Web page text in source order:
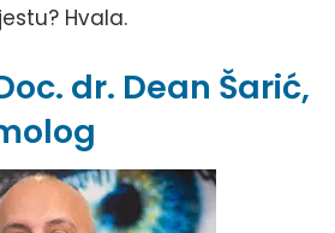
Hvala.
dr. Dean Šarić,